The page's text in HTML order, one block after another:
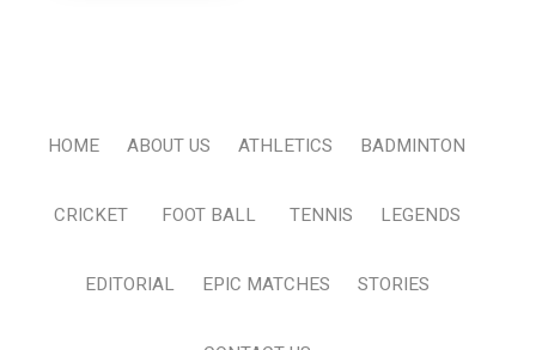
HOME ABOUT US ATHLETICS BADMINTON
CRICKET FOOT BALL TENNIS LEGENDS
EDITORIAL EPIC MATCHES STORIES